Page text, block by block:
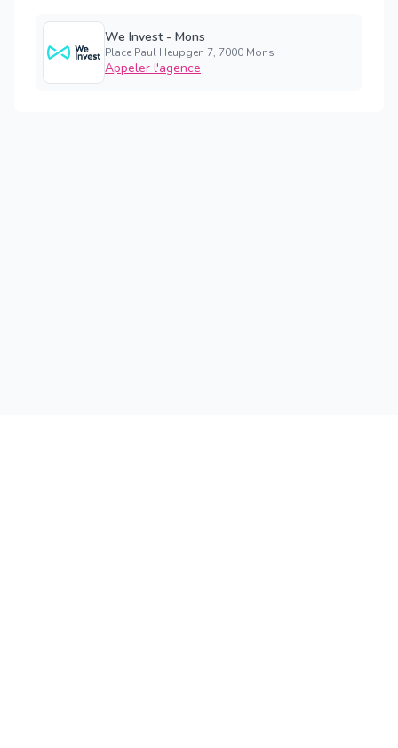
We Invest - Mons
Place Paul Heupgen 7, 7000 Mons
Appeler l'agence